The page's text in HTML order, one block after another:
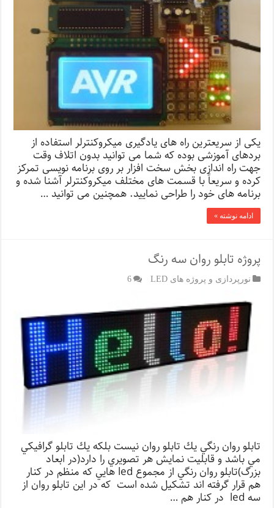
یکی از سریعترین راه های یادگیری میکروکنترلر استفاده از
بردهای آموزشی بوده که شما می توانید بدون اتلاف وقت
جهت راه اندازی بخش سخت افزار بر روی برنامه نویسی تمرکز
کرده و سریعاً با قسمت های مختلف میکروکنترلر آشنا شده و
برنامه های خود را طراحی نمایید. همچنین می توانید …
ادامه نوشته »
پروژه تابلو روان سه رنگ
نورپردازی و پروژه های LED 6
تابلو روان رنگي يك تابلو روان نيست بلكه يك تابلو گرافيكي
مي باشد و قابليت نمايش هر تصويري را دارد(در ابعاد
بزرگ)تابلو روان رنگي از مجموع led هايي كه منظم در كنار
هم قرار گرفته اند تشكيل شده است كه در اين تابلو روان از
سه led در كنار هم …